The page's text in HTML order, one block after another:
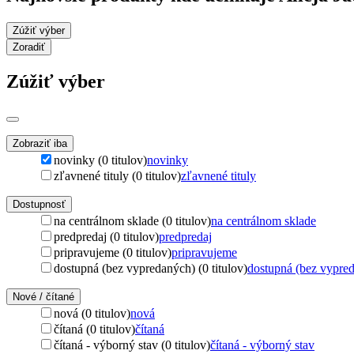
Zúžiť výber
Zoradiť
Zúžiť výber
Zobraziť iba
novinky (0 titulov)novinky
zľavnené tituly (0 titulov)zľavnené tituly
Dostupnosť
na centrálnom sklade (0 titulov)na centrálnom sklade
predpredaj (0 titulov)predpredaj
pripravujeme (0 titulov)pripravujeme
dostupná (bez vypredaných) (0 titulov)dostupná (bez
Nové / čítané
nová (0 titulov)nová
čítaná (0 titulov)čítaná
čítaná - výborný stav (0 titulov)čítaná - výborný stav